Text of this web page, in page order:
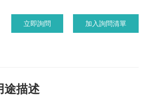
立即詢問 加入詢問清單
途描述